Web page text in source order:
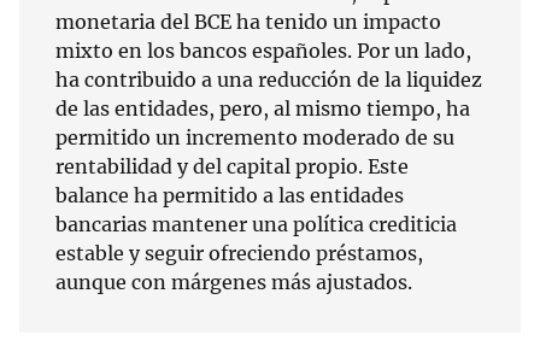
monetaria del BCE ha tenido un impacto
mixto en los bancos españoles. Por un lado,
ha contribuido a una reducción de la liquidez
de las entidades, pero, al mismo tiempo, ha
permitido un incremento moderado de su
rentabilidad y del capital propio. Este
balance ha permitido a las entidades
bancarias mantener una política crediticia
estable y seguir ofreciendo préstamos,
aunque con márgenes más ajustados.